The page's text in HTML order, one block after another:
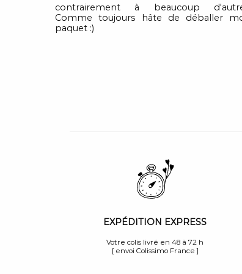
contrairement à beaucoup
Comme toujours hâte de déballer
paquet :)
EXPÉDITION EXPRESS
Votre colis livré en 48 à 72 h
[ envoi Colissimo France ]